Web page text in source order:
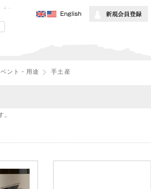
」.
ント・用途 手土産
。